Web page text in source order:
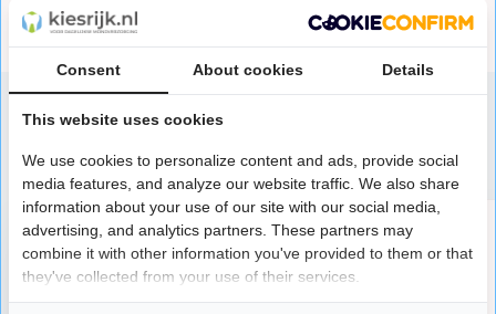
Reviews
Speciaal aanbevolen voor jou
Consent About cookies Details
This website uses cookies
We use cookies to personalize content and ads, provide social
media features, and analyze our website traffic. We also share
information about your use of our site with our social media,
advertising, and analytics partners. These partners may
combine it with other information you've provided to them or that
they've collected from your use of their services.